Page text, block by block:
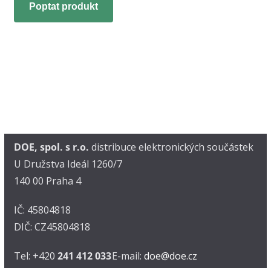
Poptat produkt
DOE, spol. s r.o. distribuce elektronických součástek
U Družstva Ideál 1260/7
140 00 Praha 4
IČ: 45804818
DIČ: CZ45804818
Tel: +420 241 412 033E-mail: doe@doe.cz